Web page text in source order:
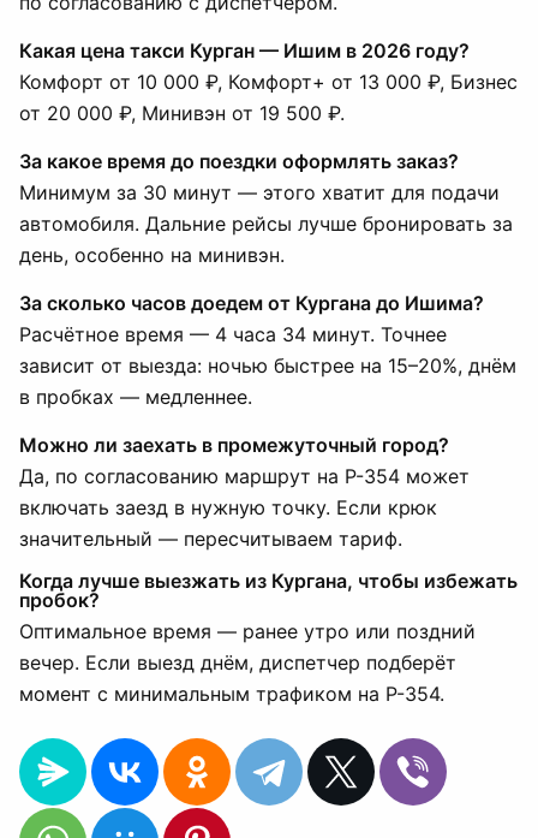
Какая цена такси Курган — Ишим в 2026 году?
Комфорт от 10 000 ₽, Комфорт+ от 13 000 ₽, Бизнес
от 20 000 ₽, Минивэн от 19 500 ₽.
За какое время до поездки оформлять заказ?
Минимум за 30 минут — этого хватит для подачи
автомобиля. Дальние рейсы лучше бронировать за
день, особенно на минивэн.
За сколько часов доедем от Кургана до Ишима?
Расчётное время — 4 часа 34 минут. Точнее
зависит от выезда: ночью быстрее на 15–20%, днём
в пробках — медленнее.
Можно ли заехать в промежуточный город?
Да, по согласованию маршрут на Р-354 может
включать заезд в нужную точку. Если крюк
значительный — пересчитываем тариф.
Когда лучше выезжать из Кургана, чтобы избежать
пробок?
Оптимальное время — ранее утро или поздний
вечер. Если выезд днём, диспетчер подберёт
момент с минимальным трафиком на Р-354.